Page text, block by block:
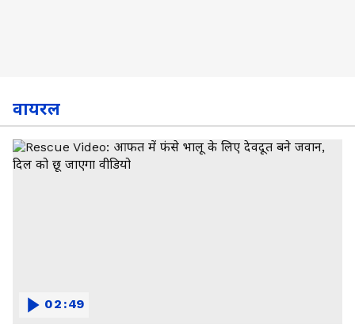
वायरल
02:49